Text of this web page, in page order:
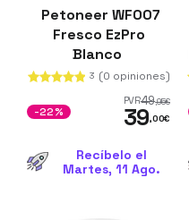
Petoneer WF007
Fresco EzPro
Blanco
3 (0 opiniones)
PVR49,95€
39,00€
-22%
Recíbelo el
Martes, 11 Ago.